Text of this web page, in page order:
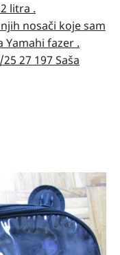
litra .
nosači koje sam
Yamahi fazer .
27 197 Saša